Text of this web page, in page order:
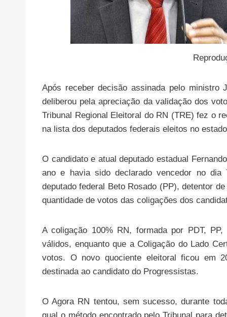
Após receber decisão assinada pelo ministro
deliberou pela apreciação da validação dos
Tribunal Regional Eleitoral do RN (TRE) fez o
na lista dos deputados federais eleitos no
O candidato e atual deputado estadual
ano e havia sido declarado vencedor no
deputado federal Beto Rosado (PP), detentor
quantidade de votos das coligações dos
A coligação 100% RN, formada por PDT,
válidos, enquanto que a Coligação do Lado
votos. O novo quociente eleitoral ficou em
destinada ao candidato do Progressistas.
O Agora RN tentou, sem sucesso, durante